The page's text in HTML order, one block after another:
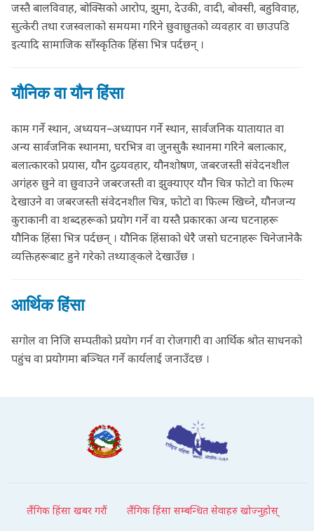
जस्तै बालविवाह, बोक्सिको आरोप, झुमा, देउकी, वादी, बोक्सी, बहुविवाह,
सुत्केरी तथा रजस्वलाको समयमा गरिने छुवाछुतको व्यवहार वा छाउपडि
इत्यादि सामाजिक साँस्कृतिक हिंसा भित्र पर्दछन् ।
यौनिक वा यौन हिंसा
काम गर्ने स्थान, अध्ययन–अध्यापन गर्ने स्थान, सार्वजनिक यातायात वा
अन्य सार्वजनिक स्थानमा, घरभित्र वा जुनसुकै स्थानमा गरिने बलात्कार,
बलात्कारको प्रयास, यौन दुव्र्यवहार, यौनशोषण, जबरजस्ती संवेदनशील
अगंहरु छुने वा छुवाउने जबरजस्ती वा झुक्याएर यौन चित्र फोटो वा फिल्म
देखाउने वा जबरजस्ती संवेदनशील चित्र, फोटो वा फिल्म खिच्ने, यौनजन्य
कुराकानी वा शब्दहरूको प्रयोग गर्ने वा यस्तै प्रकारका अन्य घटनाहरू
यौनिक हिंसा भित्र पर्दछन् । यौनिक हिंसाको धेरै जसो घटनाहरू चिनेजानेकै
व्यक्तिहरूबाट हुने गरेको तथ्याङ्कले देखाउँछ ।
आर्थिक हिंसा
सगोल वा निजि सम्पतीको प्रयोग गर्न वा रोजगारी वा आर्थिक श्रोत साधनको
पहुंच वा प्रयोगमा बञ्चित गर्ने कार्यलाई जनाउँदछ ।
लैंगिक हिंसा खबर गरौं लैंगिक हिंसा सम्बन्धित सेवाहरु खोज्नुहोस्